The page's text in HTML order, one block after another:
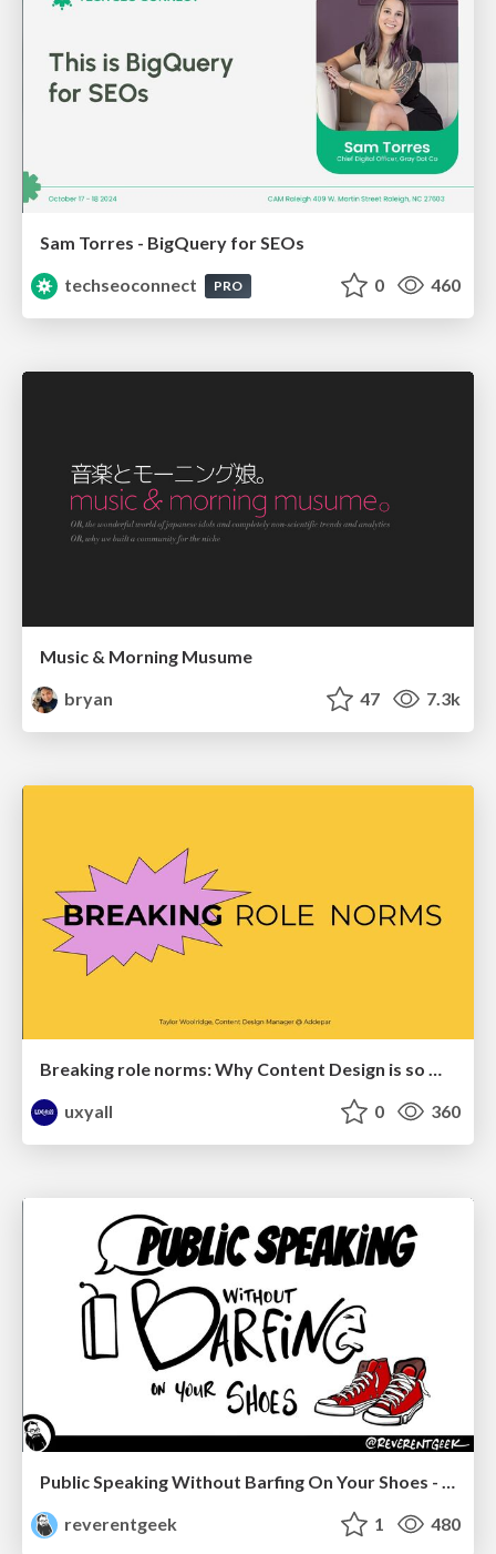
Sam Torres - BigQuery for SEOs
techseoconnect
PRO 0 460
Music & Morning Musume
bryan
47 7.3k
Breaking role norms: Why Content Design is so much more than writing copy - Taylor Woolridge
uxyall
0 360
Public Speaking Without Barfing On Your Shoes - THAT 2023
reverentgeek
1 480